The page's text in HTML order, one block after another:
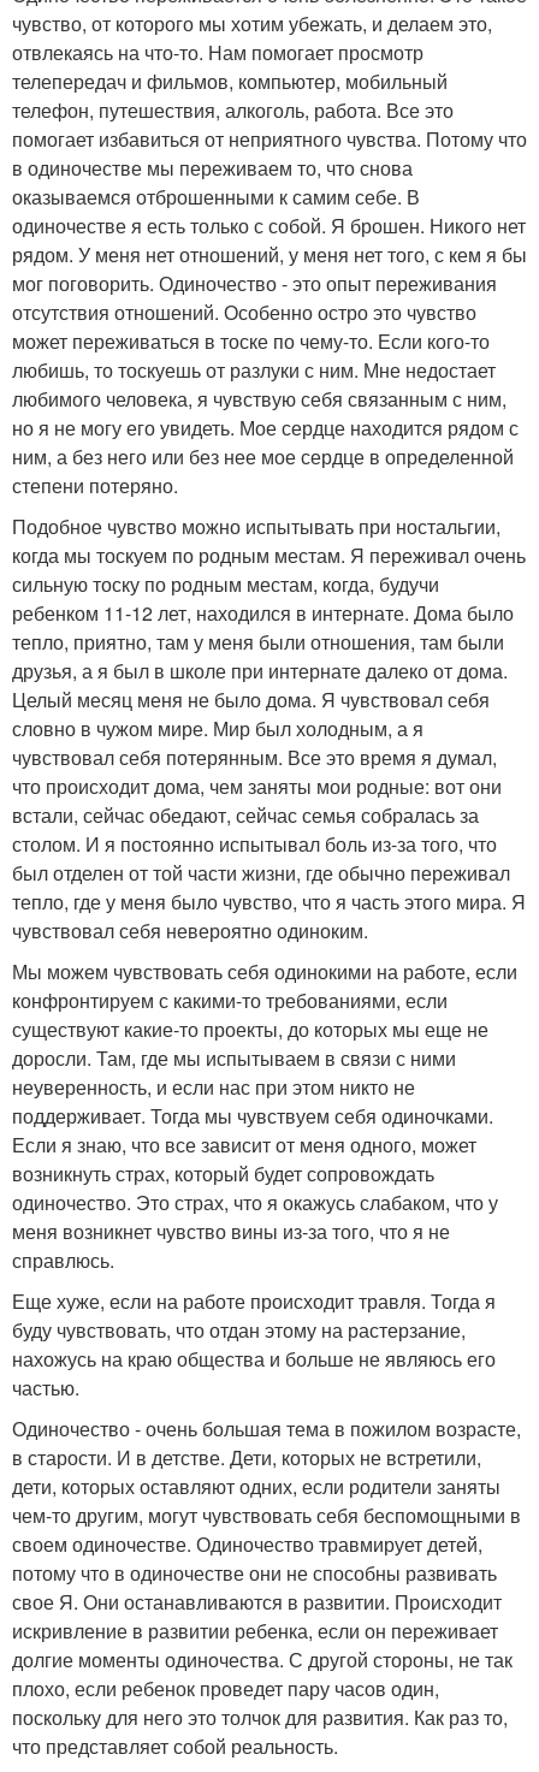
чувство, от которого мы хотим убежать, и делаем это,
отвлекаясь на что-то. Нам помогает просмотр
телепередач и фильмов, компьютер, мобильный
телефон, путешествия, алкоголь, работа. Все это
помогает избавиться от неприятного чувства. Потому что
в одиночестве мы переживаем то, что снова
оказываемся отброшенными к самим себе. В
одиночестве я есть только с собой. Я брошен. Никого нет
рядом. У меня нет отношений, у меня нет того, с кем я бы
мог поговорить. Одиночество - это опыт переживания
отсутствия отношений. Особенно остро это чувство
может переживаться в тоске по чему-то. Если кого-то
любишь, то тоскуешь от разлуки с ним. Мне недостает
любимого человека, я чувствую себя связанным с ним,
но я не могу его увидеть. Мое сердце находится рядом с
ним, а без него или без нее мое сердце в определенной
степени потеряно.
Подобное чувство можно испытывать при ностальгии,
когда мы тоскуем по родным местам. Я переживал очень
сильную тоску по родным местам, когда, будучи
ребенком 11-12 лет, находился в интернате. Дома было
тепло, приятно, там у меня были отношения, там были
друзья, а я был в школе при интернате далеко от дома.
Целый месяц меня не было дома. Я чувствовал себя
словно в чужом мире. Мир был холодным, а я
чувствовал себя потерянным. Все это время я думал,
что происходит дома, чем заняты мои родные: вот они
встали, сейчас обедают, сейчас семья собралась за
столом. И я постоянно испытывал боль из-за того, что
был отделен от той части жизни, где обычно переживал
тепло, где у меня было чувство, что я часть этого мира. Я
чувствовал себя невероятно одиноким.
Мы можем чувствовать себя одинокими на работе, если
конфронтируем с какими-то требованиями, если
существуют какие-то проекты, до которых мы еще не
доросли. Там, где мы испытываем в связи с ними
неуверенность, и если нас при этом никто не
поддерживает. Тогда мы чувствуем себя одиночками.
Если я знаю, что все зависит от меня одного, может
возникнуть страх, который будет сопровождать
одиночество. Это страх, что я окажусь слабаком, что у
меня возникнет чувство вины из-за того, что я не
справлюсь.
Еще хуже, если на работе происходит травля. Тогда я
буду чувствовать, что отдан этому на растерзание,
нахожусь на краю общества и больше не являюсь его
частью.
Одиночество - очень большая тема в пожилом возрасте,
в старости. И в детстве. Дети, которых не встретили,
дети, которых оставляют одних, если родители заняты
чем-то другим, могут чувствовать себя беспомощными в
своем одиночестве. Одиночество травмирует детей,
потому что в одиночестве они не способны развивать
свое Я. Они останавливаются в развитии. Происходит
искривление в развитии ребенка, если он переживает
долгие моменты одиночества. С другой стороны, не так
плохо, если ребенок проведет пару часов один,
поскольку для него это толчок для развития. Как раз то,
что представляет собой реальность.